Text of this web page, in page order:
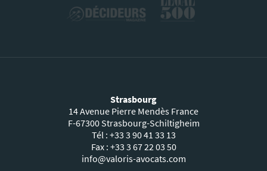
Strasbourg
14 Avenue Pierre Mendès France
F-67300 Strasbourg-Schiltigheim
Tél : +33 3 90 41 33 13
Fax : +33 3 67 22 03 50
info@valoris-avocats.com